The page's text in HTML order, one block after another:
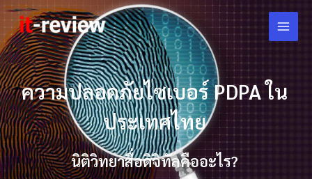
Skip
content
ความปลอดภัยไซเบอร์ PDPA ใน
ประเทศไทย
นิติวิทยาสื่อดิจิทัลคืออะไร?